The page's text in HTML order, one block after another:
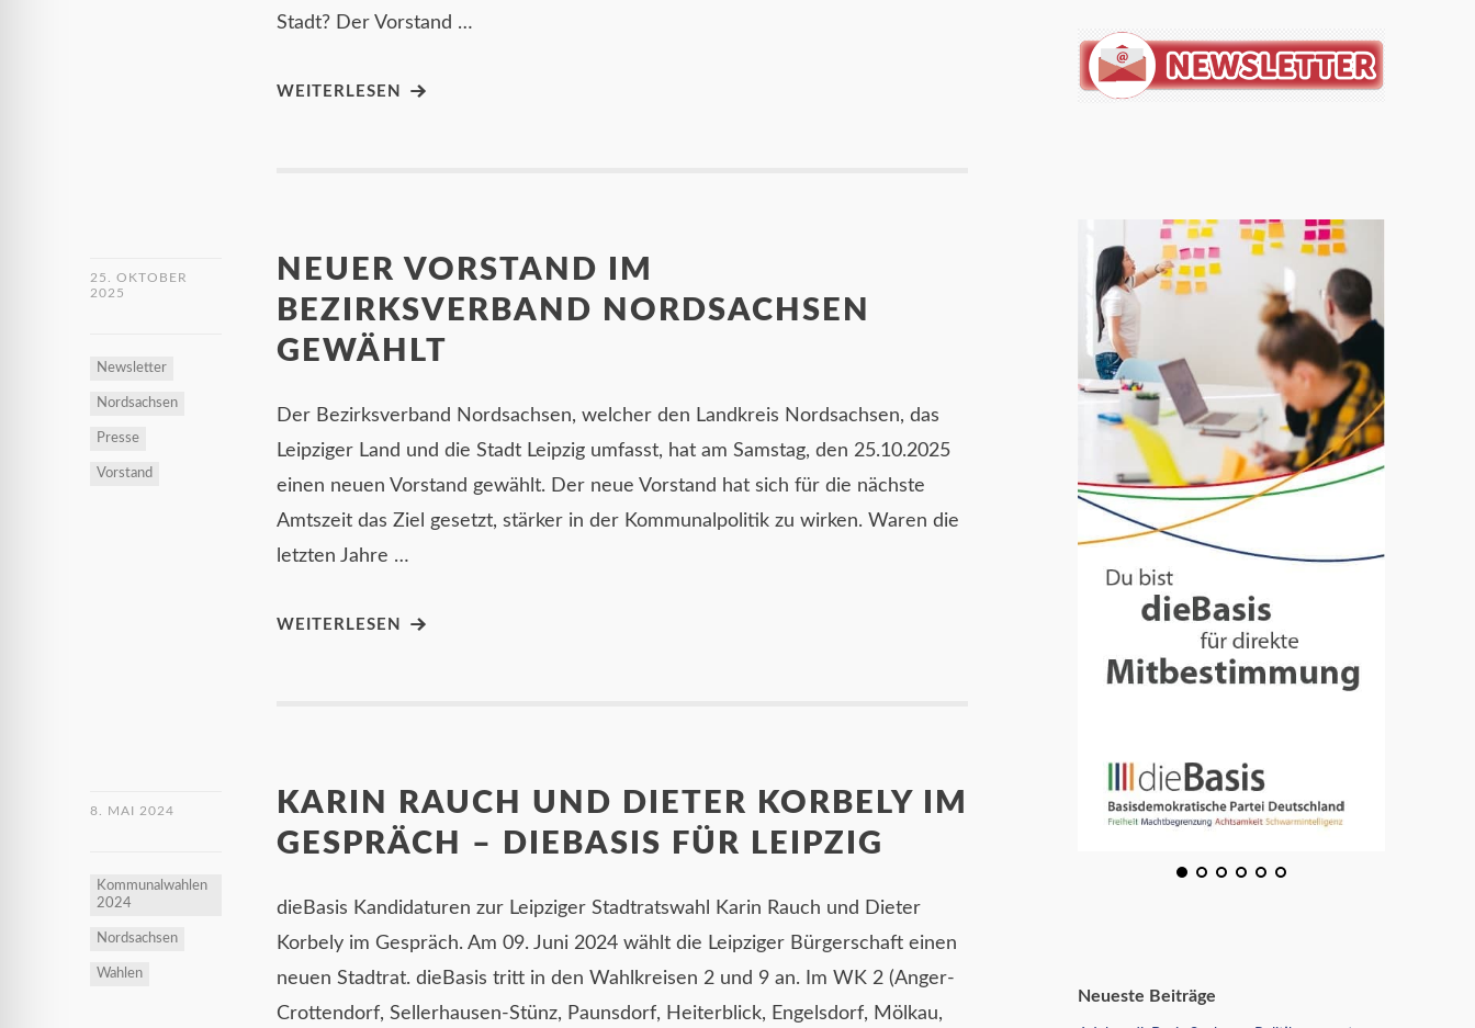
Stadt? Der Vorstand …
WEITERLESEN
25. OKTOBER
2025
Newsletter
Nordsachsen
Presse
Vorstand
NEUER VORSTAND IM
BEZIRKSVERBAND NORDSACHSEN
GEWÄHLT
Der Bezirksverband Nordsachsen, welcher den Landkreis Nordsachsen, das
Leipziger Land und die Stadt Leipzig umfasst, hat am Samstag, den 25.10.2025
einen neuen Vorstand gewählt. Der neue Vorstand hat sich für die nächste
Amtszeit das Ziel gesetzt, stärker in der Kommunalpolitik zu wirken. Waren die
letzten Jahre …
WEITERLESEN
8. MAI 2024
Kommunalwahlen
2024
Nordsachsen
Wahlen
KARIN RAUCH UND DIETER KORBELY IM
GESPRÄCH – DIEBASIS FÜR LEIPZIG
dieBasis Kandidaturen zur Leipziger Stadtratswahl Karin Rauch und Dieter
Korbely im Gespräch. Am 09. Juni 2024 wählt die Leipziger Bürgerschaft einen
neuen Stadtrat. dieBasis tritt in den Wahlkreisen 2 und 9 an. Im WK 2 (Anger-
Crottendorf, Sellerhausen-Stünz, Paunsdorf, Heiterblick, Engelsdorf, Mölkau,
Neueste Beiträge